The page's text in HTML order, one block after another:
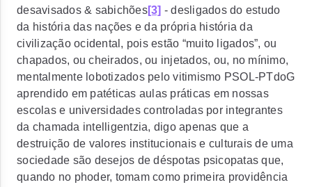
desavisados & sabichões[3] - desligados do estudo
da história das nações e da própria história da
civilização ocidental, pois estão “muito ligados”, ou
chapados, ou cheirados, ou injetados, ou, no mínimo,
mentalmente lobotizados pelo vitimismo PSOL-PTdoG
aprendido em patéticas aulas práticas em nossas
escolas e universidades controladas por integrantes
da chamada intelligentzia, digo apenas que a
destruição de valores institucionais e culturais de uma
sociedade são desejos de déspotas psicopatas que,
quando no phoder, tomam como primeira providência